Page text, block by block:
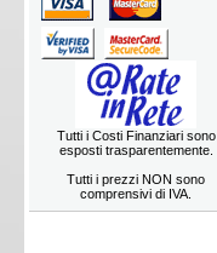
Tutti i Costi Finanziari sono
esposti trasparentemente.
Tutti i prezzi NON sono
comprensivi di IVA.